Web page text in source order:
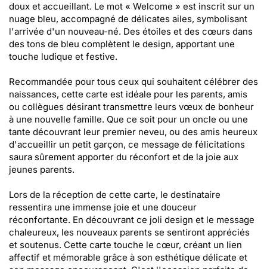
doux et accueillant. Le mot « Welcome » est inscrit sur un
nuage bleu, accompagné de délicates ailes, symbolisant
l'arrivée d'un nouveau-né. Des étoiles et des cœurs dans
des tons de bleu complètent le design, apportant une
touche ludique et festive.
Recommandée pour tous ceux qui souhaitent célébrer des
naissances, cette carte est idéale pour les parents, amis
ou collègues désirant transmettre leurs vœux de bonheur
à une nouvelle famille. Que ce soit pour un oncle ou une
tante découvrant leur premier neveu, ou des amis heureux
d'accueillir un petit garçon, ce message de félicitations
saura sûrement apporter du réconfort et de la joie aux
jeunes parents.
Lors de la réception de cette carte, le destinataire
ressentira une immense joie et une douceur
réconfortante. En découvrant ce joli design et le message
chaleureux, les nouveaux parents se sentiront appréciés
et soutenus. Cette carte touche le cœur, créant un lien
affectif et mémorable grâce à son esthétique délicate et